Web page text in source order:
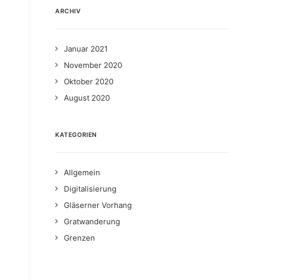
ARCHIV
Januar 2021
November 2020
Oktober 2020
August 2020
KATEGORIEN
Allgemein
Digitalisierung
Gläserner Vorhang
Gratwanderung
Grenzen